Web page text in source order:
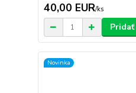
40,00 EUR/ks
Novinka